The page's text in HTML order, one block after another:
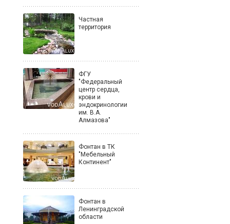
Частная
территория
ФГУ
"Федеральный
центр сердца,
крови и
эндокринологии
им. В.А.
Алмазова"
Фонтан в ТК
"Мебельный
Континент"
Фонтан в
Ленинградской
области